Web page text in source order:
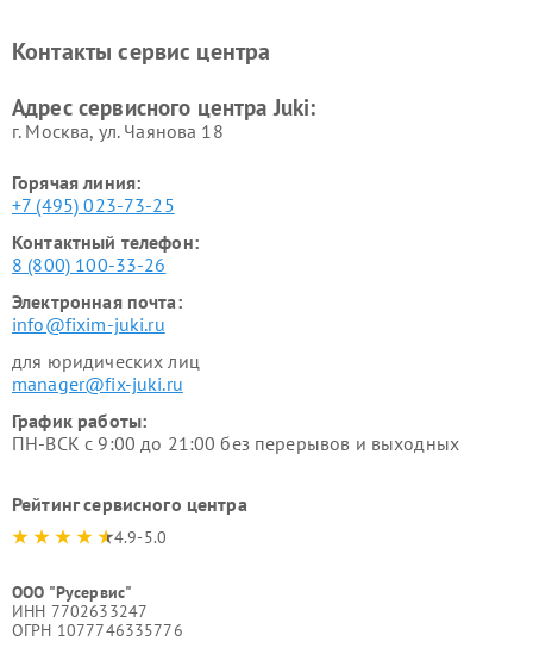
Контакты сервис центра
Адрес сервисного центра Juki:
г. Москва, ул. Чаянова 18
Горячая линия:
+7 (495) 023-73-25
Контактный телефон:
8 (800) 100-33-26
Электронная почта:
info@fixim-juki.ru
для юридических лиц
manager@fix-juki.ru
График работы:
ПН-ВСК с 9:00 до 21:00 без перерывов и выходных
Рейтинг сервисного центра
4.9-5.0
ООО "Русервис"
ИНН 7702633247
ОГРН 1077746335776